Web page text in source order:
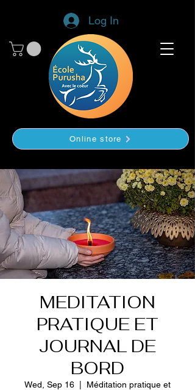
Log In
Online store
MEDITATION
PRATIQUE ET
JOURNAL DE
BORD
Wed, Sep 16
Méditation pratique et